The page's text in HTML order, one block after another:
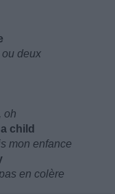
deux
oh
child
mon enfance
en colère